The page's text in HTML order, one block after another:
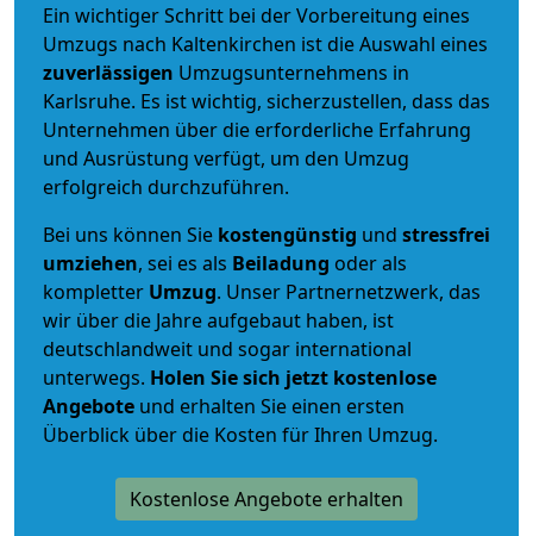
Ein wichtiger Schritt bei der Vorbereitung eines
Umzugs nach Kaltenkirchen ist die Auswahl eines
zuverlässigen Umzugsunternehmens in
Karlsruhe. Es ist wichtig, sicherzustellen, dass das
Unternehmen über die erforderliche Erfahrung
und Ausrüstung verfügt, um den Umzug
erfolgreich durchzuführen.
Bei uns können Sie kostengünstig und stressfrei
umziehen, sei es als Beiladung oder als
kompletter Umzug. Unser Partnernetzwerk, das
wir über die Jahre aufgebaut haben, ist
deutschlandweit und sogar international
unterwegs. Holen Sie sich jetzt kostenlose
Angebote und erhalten Sie einen ersten
Überblick über die Kosten für Ihren Umzug.
Kostenlose Angebote erhalten